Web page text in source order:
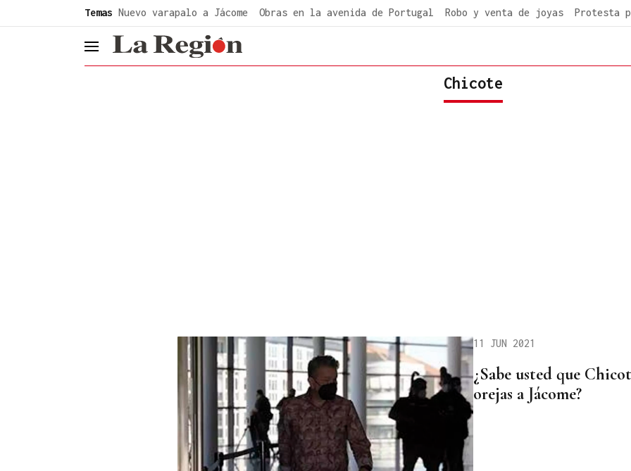
Temas Nuevo varapalo a Jácome Obras en la avenida de Portugal Robo y venta de joyas Protesta
header.menu.open
Chicote
11 JUN 2021
¿Sabe usted que
orejas a Jácome?